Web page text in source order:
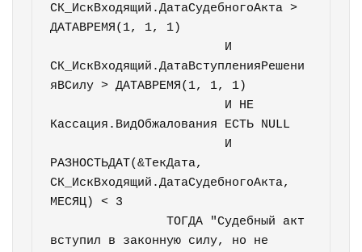
СК_ИскВходящий.ДатаСудебногоАкта >
ДАТАВРЕМЯ(1, 1, 1)
СК_ИскВходящий.ДатаВступленияРешени
яВСилу > ДАТАВРЕМЯ(1, 1, 1)
Кассация.ВидОбжалования ЕСТЬ NULL
РАЗНОСТЬДАТ(&ТекДата,
СК_ИскВходящий.ДатаСудебногоАкта,
МЕСЯЦ) < 3
		ТОГДА "Судебный акт
вступил в законную силу, но не